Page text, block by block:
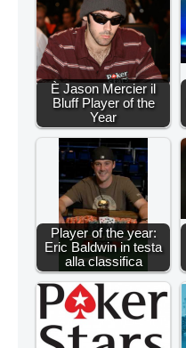
È Jason Mercier il
Bluff Player of the
Year
Player of the year:
Eric Baldwin in testa
alla classifica